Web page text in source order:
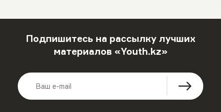
Подпишитесь на рассылку лучших
материалов «Youth.kz»